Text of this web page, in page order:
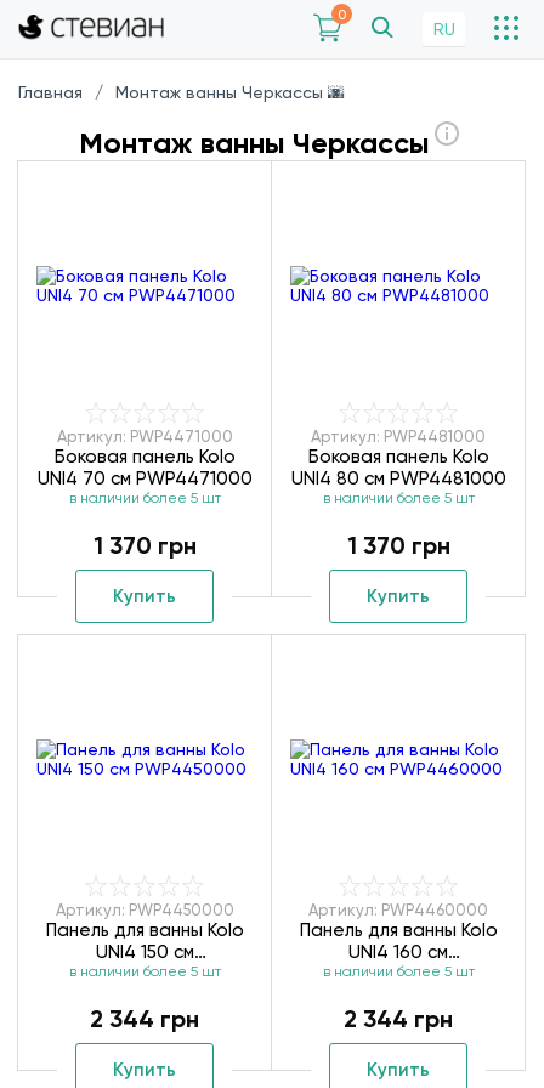
0
RU
Главная Монтаж ванны Черкассы 🌆
Монтаж ванны Черкассы
Артикул: PWP4471000
Боковая панель Kolo
UNI4 70 см PWP4471000
в наличии более 5 шт
1 370 грн
Купить
Артикул: PWP4481000
Боковая панель Kolo
UNI4 80 см PWP4481000
в наличии более 5 шт
1 370 грн
Купить
Артикул: PWP4450000
Панель для ванны Kolo
UNI4 150 см
PWP4450000
в наличии более 5 шт
2 344 грн
Купить
Артикул: PWP4460000
Панель для ванны Kolo
UNI4 160 см
PWP4460000
в наличии более 5 шт
2 344 грн
Купить